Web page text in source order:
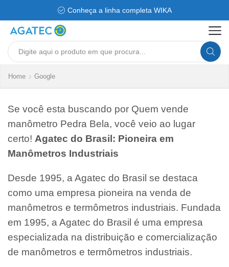
Conheça a linha completa WIKA
Search
Home Google
Se você esta buscando por Quem vende
manômetro Pedra Bela, você veio ao lugar
certo! Agatec do Brasil: Pioneira em
Manômetros Industriais
Desde 1995, a Agatec do Brasil se destaca
como uma empresa pioneira na venda de
manômetros e termômetros industriais. Fundada
em 1995, a Agatec do Brasil é uma empresa
especializada na distribuição e comercialização
de manômetros e termômetros industriais.